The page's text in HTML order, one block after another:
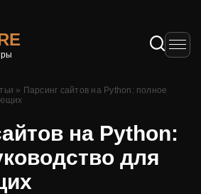
» Парсинг сайтов на Python: полное
на Python:
для